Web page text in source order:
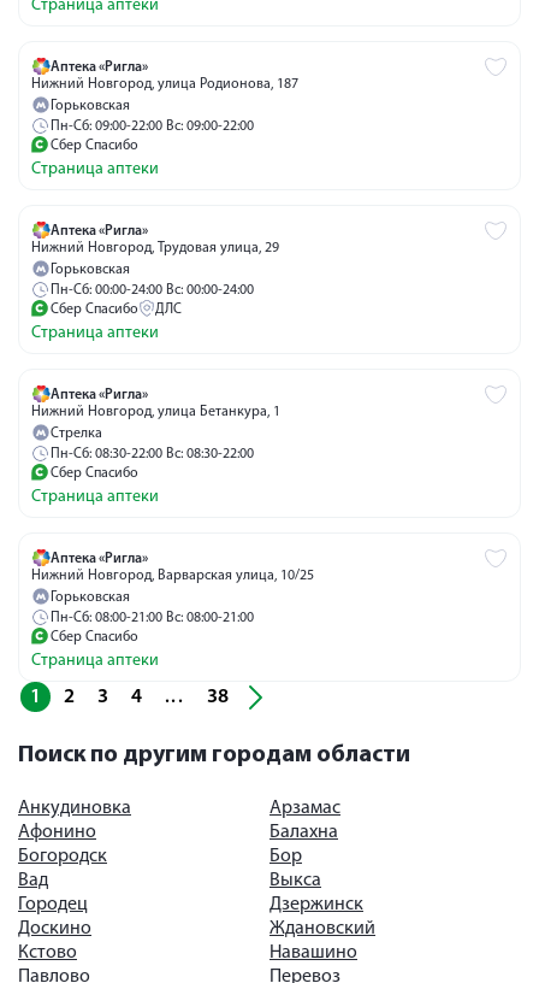
Страница аптеки
Аптека «Ригла»
Нижний Новгород, улица Родионова, 187
Горьковская
Пн-Сб: 09:00-22:00 Вс: 09:00-22:00
Сбер Спасибо
Страница аптеки
Аптека «Ригла»
Нижний Новгород, Трудовая улица, 29
Горьковская
Пн-Сб: 00:00-24:00 Вс: 00:00-24:00
Сбер Спасибо
ДЛС
Страница аптеки
Аптека «Ригла»
Нижний Новгород, улица Бетанкура, 1
Стрелка
Пн-Сб: 08:30-22:00 Вс: 08:30-22:00
Сбер Спасибо
Страница аптеки
Аптека «Ригла»
Нижний Новгород, Варварская улица, 10/25
Горьковская
Пн-Сб: 08:00-21:00 Вс: 08:00-21:00
Сбер Спасибо
Страница аптеки
1 2 3 4 ... 38
Поиск по другим городам области
Анкудиновка
Арзамас
Афонино
Балахна
Богородск
Бор
Вад
Выкса
Городец
Дзержинск
Доскино
Ждановский
Кстово
Навашино
Павлово
Перевоз